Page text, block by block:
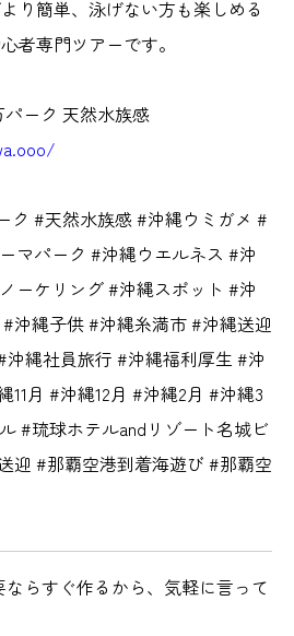
り簡単、泳げない方も楽しめる
者専門ツアーです。
ーク 天然水族感
ク #天然水族感 #沖縄ウミガメ #
マパーク #沖縄ウエルネス #沖
ーケリング #沖縄スポット #沖
沖縄子供 #沖縄糸満市 #沖縄送迎
縄社員旅行 #沖縄福利厚生 #沖
月 #沖縄12月 #沖縄2月 #沖縄3
#琉球ホテルandリゾート名城ビ
迎 #那覇空港到着海遊び #那覇空
らすぐ作るから、気軽に言って